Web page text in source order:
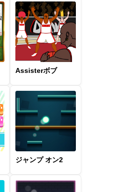
Assisterボブ
ジャンプ オン2